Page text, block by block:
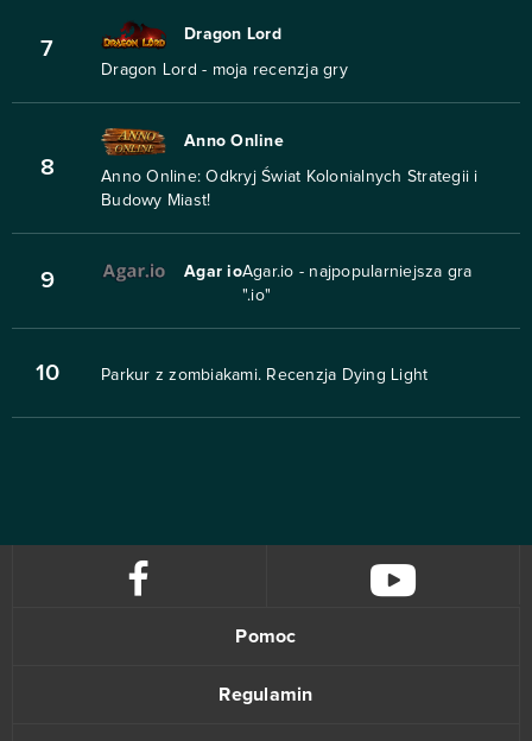
7
Dragon Lord
Dragon Lord - moja recenzja gry
8
Anno Online
Anno Online: Odkryj Świat Kolonialnych Strategii i
Budowy Miast!
9 Agar ioAgar.io - najpopularniejsza gra
".io"
10 Parkur z zombiakami. Recenzja Dying Light
Pomoc
Regulamin